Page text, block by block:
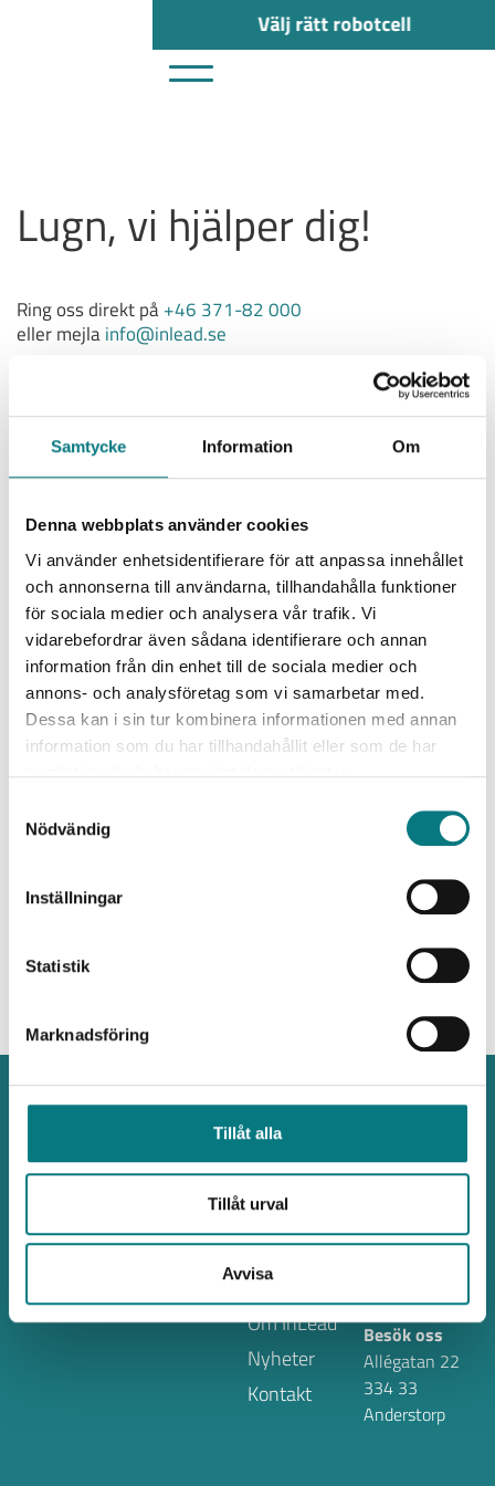
Samtycke Information Om
Denna webbplats använder cookies
Vi använder enhetsidentifierare för att anpassa innehållet
och annonserna till användarna, tillhandahålla funktioner
för sociala medier och analysera vår trafik. Vi
vidarebefordrar även sådana identifierare och annan
information från din enhet till de sociala medier och
annons- och analysföretag som vi samarbetar med.
Dessa kan i sin tur kombinera informationen med annan
information som du har tillhandahållit eller som de har
Nödvändig
Inställningar
Statistik
Marknadsföring
Tillåt alla
Tillåt urval
Avvisa
Välj rätt robotcell
Lugn, vi hjälper dig!
Ring oss direkt på +46 371-82 000
eller mejla info@inlead.se
Har det kört ihop sig?
Ring eller maila så svarar jag
så fort jag kan.
Kontakta mig Anders Persson
Automatisering
som ger
växtkraft
Tjänster
Robotceller
Produkter
Kundcase
Om InLead
Nyheter
Kontakt
+46 (0)371-82
Besök oss
Allégatan 22
334 33
Anderstorp